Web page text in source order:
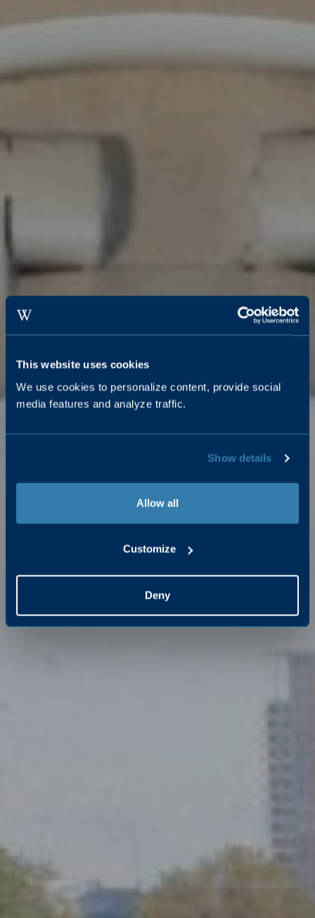
This website uses cookies
We use cookies to personalize content, provide social
media features and analyze traffic.
Show details
Allow all
Customize
Deny